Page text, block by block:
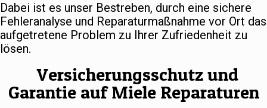
Dabei ist es unser Bestreben, durch eine sichere
Fehleranalyse und Reparaturmaßnahme vor Ort das
aufgetretene Problem zu Ihrer Zufriedenheit zu
lösen.
Versicherungsschutz und
Garantie auf Miele Reparaturen